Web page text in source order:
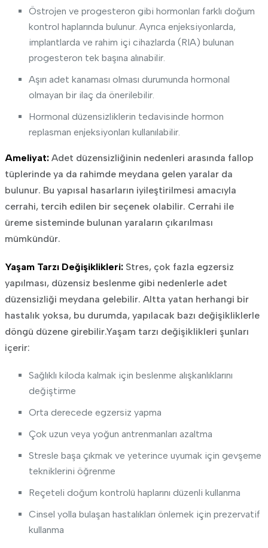
Östrojen ve progesteron gibi hormonları farklı doğum
kontrol haplarında bulunur. Ayrıca enjeksiyonlarda,
implantlarda ve rahim içi cihazlarda (RIA) bulunan
progesteron tek başına alınabilir.
Aşırı adet kanaması olması durumunda hormonal
olmayan bir ilaç da önerilebilir.
Hormonal düzensizliklerin tedavisinde hormon
replasman enjeksiyonları kullanılabilir.
Ameliyat:Adet düzensizliğinin nedenleri arasında fallop
tüplerinde ya da rahimde meydana gelen yaralar da
bulunur. Bu yapısal hasarların iyileştirilmesi amacıyla
cerrahi, tercih edilen bir seçenek olabilir. Cerrahi ile
üreme sisteminde bulunan yaraların çıkarılması
mümkündür.
Yaşam Tarzı Değişiklikleri:Stres, çok fazla egzersiz
yapılması, düzensiz beslenme gibi nedenlerle adet
düzensizliği meydana gelebilir. Altta yatan herhangi bir
hastalık yoksa, bu durumda, yapılacak bazı değişikliklerle
döngü düzene girebilir.Yaşam tarzı değişiklikleri şunları
içerir:
Sağlıklı kiloda kalmak için beslenme alışkanlıklarını
değiştirme
Orta derecede egzersiz yapma
Çok uzun veya yoğun antrenmanları azaltma
Stresle başa çıkmak ve yeterince uyumak için gevşeme
tekniklerini öğrenme
Reçeteli doğum kontrolü haplarını düzenli kullanma
Cinsel yolla bulaşan hastalıkları önlemek için prezervatif
kullanma